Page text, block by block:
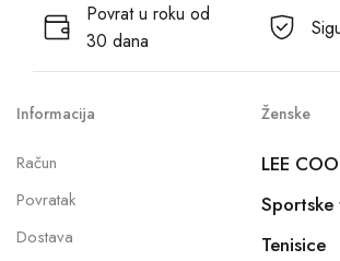
Povrat u roku od
30 dana
Informacija
Račun
Povratak
Dostava
Ženske
LEE
Sportske
Tenisice